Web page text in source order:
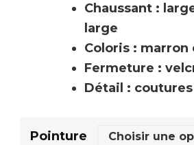
Chaussant :
large
Coloris : marron
Fermeture :
Détail :
Pointure